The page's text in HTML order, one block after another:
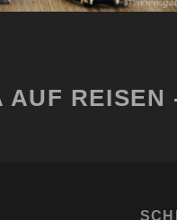
AUF REISEN